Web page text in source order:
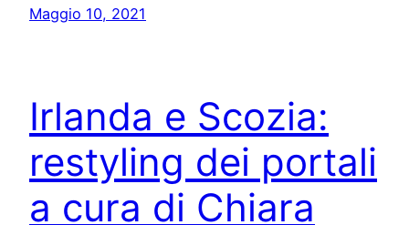
Maggio 10, 2021
Irlanda e Scozia:
restyling dei portali
a cura di Chiara